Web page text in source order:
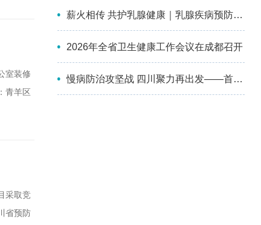
薪火相传 共护乳腺健康｜乳腺疾病预防与控制分会第四届委员会换届选举会议暨2026年学术会议成功举办
2026年全省卫生健康工作会议在成都召开
慢病防治攻坚战 四川聚力再出发——首届四川慢性病防治大会顺利召开
室装修
青羊区
本项
采取竞
省预防